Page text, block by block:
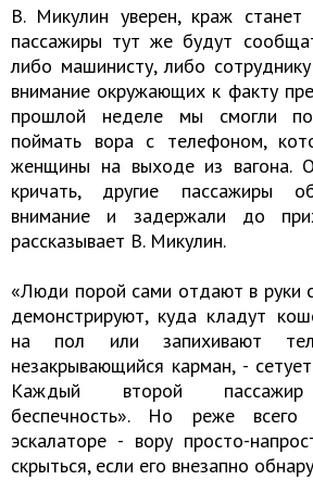
В. Микулин уверен, краж
пассажиры тут же будут
либо машинисту, либо
внимание окружающих к факту
прошлой неделе мы смогли
поймать вора с телефоном,
женщины на выходе из вагона.
кричать, другие пассажиры
внимание и задержали до
рассказывает В. Микулин.
«Люди порой сами отдают в руки
демонстрируют, куда кладут
на пол или запихивают
незакрывающийся карман, -
Каждый второй пассажир
беспечность». Но реже
эскалаторе - вору просто-
скрыться, если его внезапно